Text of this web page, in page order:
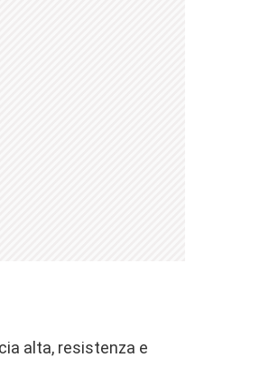
alta, resistenza e